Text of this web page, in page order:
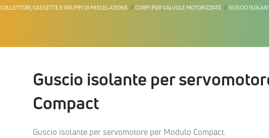
COLLETTORI, CASSETTE E GRUPPI DI MISCELAZIONE CORPI PER VALVOLE MOTORIZZATE GUSCIO
Guscio isolante per
Compact
Guscio isolante per servomotore per Modulo Compact.